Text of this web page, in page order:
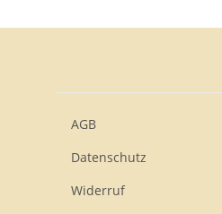
AGB
Datenschutz
Widerruf